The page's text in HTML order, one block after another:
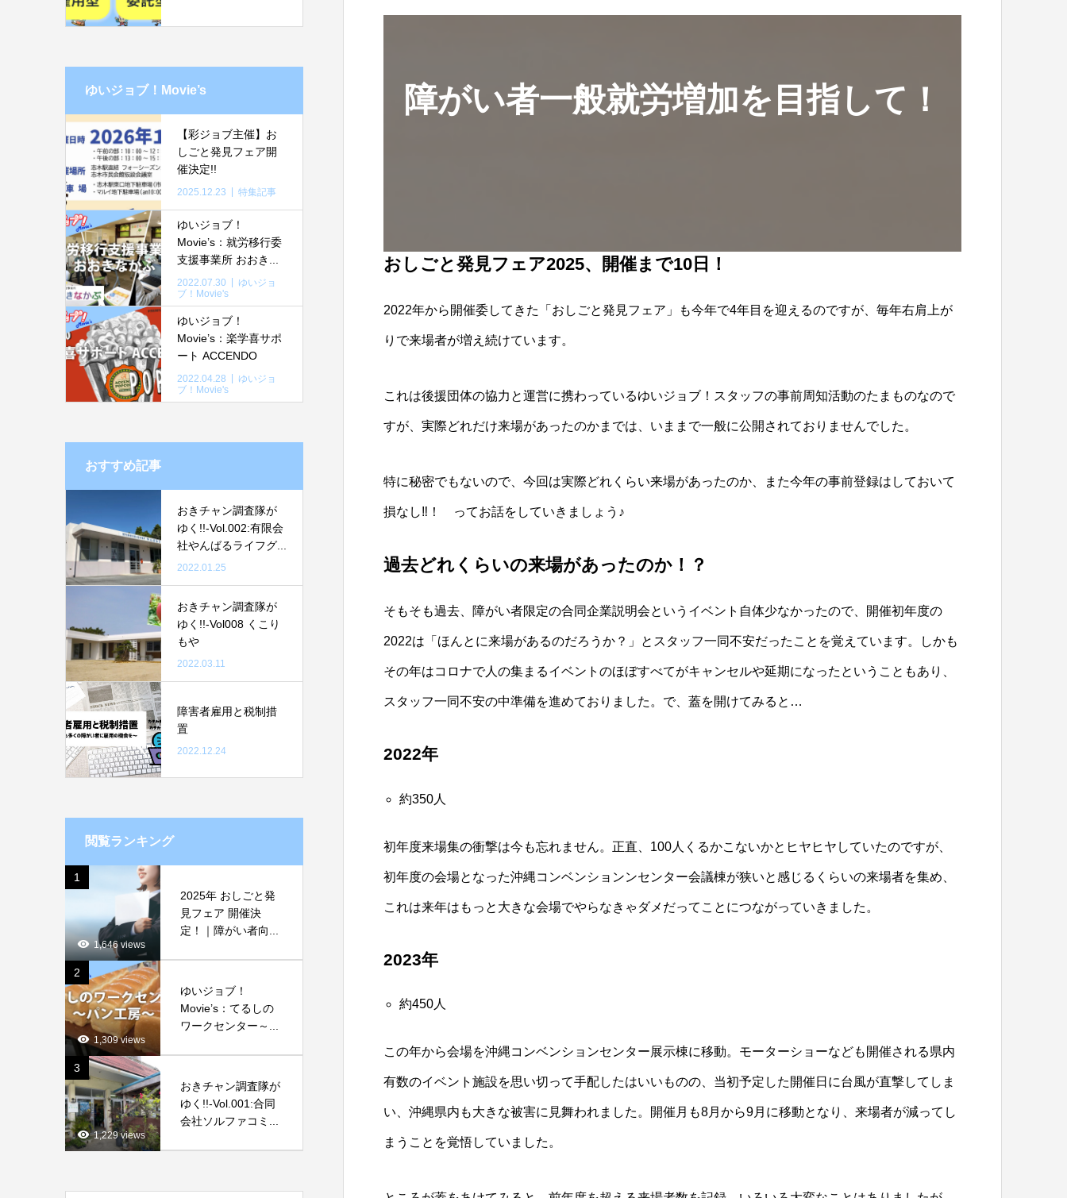
障がい者一般就労増加を目指して！
おしごと発見フェア2025、開催まで10日！
2022年から開催委してきた「おしごと発見フェア」も今年で4年目を迎えるのですが、毎年右肩上が
りで来場者が増え続けています。
これは後援団体の協力と運営に携わっているゆいジョブ！スタッフの事前周知活動のたまものなので
すが、実際どれだけ来場があったのかまでは、いままで一般に公開されておりませんでした。
特に秘密でもないので、今回は実際どれくらい来場があったのか、また今年の事前登録はしておいて
損なし‼！ ってお話をしていきましょう♪
過去どれくらいの来場があったのか！？
そもそも過去、障がい者限定の合同企業説明会というイベント自体少なかったので、開催初年度の
2022は「ほんとに来場があるのだろうか？」とスタッフ一同不安だったことを覚えています。しかも
その年はコロナで人の集まるイベントのほぼすべてがキャンセルや延期になったということもあり、
スタッフ一同不安の中準備を進めておりました。で、蓋を開けてみると…
2022年
約350人
初年度来場集の衝撃は今も忘れません。正直、100人くるかこないかとヒヤヒヤしていたのですが、
初年度の会場となった沖縄コンベンションンセンター会議棟が狭いと感じるくらいの来場者を集め、
これは来年はもっと大きな会場でやらなきゃダメだってことにつながっていきました。
2023年
約450人
この年から会場を沖縄コンベンションセンター展示棟に移動。モーターショーなども開催される県内
有数のイベント施設を思い切って手配したはいいものの、当初予定した開催日に台風が直撃してしま
い、沖縄県内も大きな被害に見舞われました。開催月も8月から9月に移動となり、来場者が減ってし
まうことを覚悟していました。
ゆいジョブ！Movie’s
【彩ジョブ主催】お
しごと発見フェア開
催決定!!
2025.12.23 特集記事
ゆいジョブ！
Movie’s：就労移行委
支援事業所 おおき...
2022.07.30
ゆいジョ
ブ！Movie's
ゆいジョブ！
Movie’s：楽学喜サポ
ート ACCENDO
2022.04.28
ゆいジョ
ブ！Movie's
おすすめ記事
おきチャン調査隊が
ゆく!!-Vol.002:有限会
社やんばるライフグ...
2022.01.25
おきチャン調査隊が
ゆく!!-Vol008 くこり
もや
2022.03.11
障害者雇用と税制措
置
2022.12.24
閲覧ランキング
1
1,646 views
2025年 おしごと発
見フェア 開催決
定！｜障がい者向...
2
1,309 views
ゆいジョブ！
Movie’s：てるしの
ワークセンター～...
3
1,229 views
おきチャン調査隊が
ゆく!!-Vol.001:合同
会社ソルファコミ...